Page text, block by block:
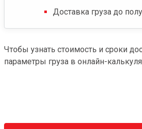
Доставка груза до
Чтобы узнать стоимость и сроки
параметры груза в онлайн-